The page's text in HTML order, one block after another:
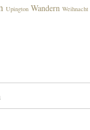
Upington Wandern Weihnacht